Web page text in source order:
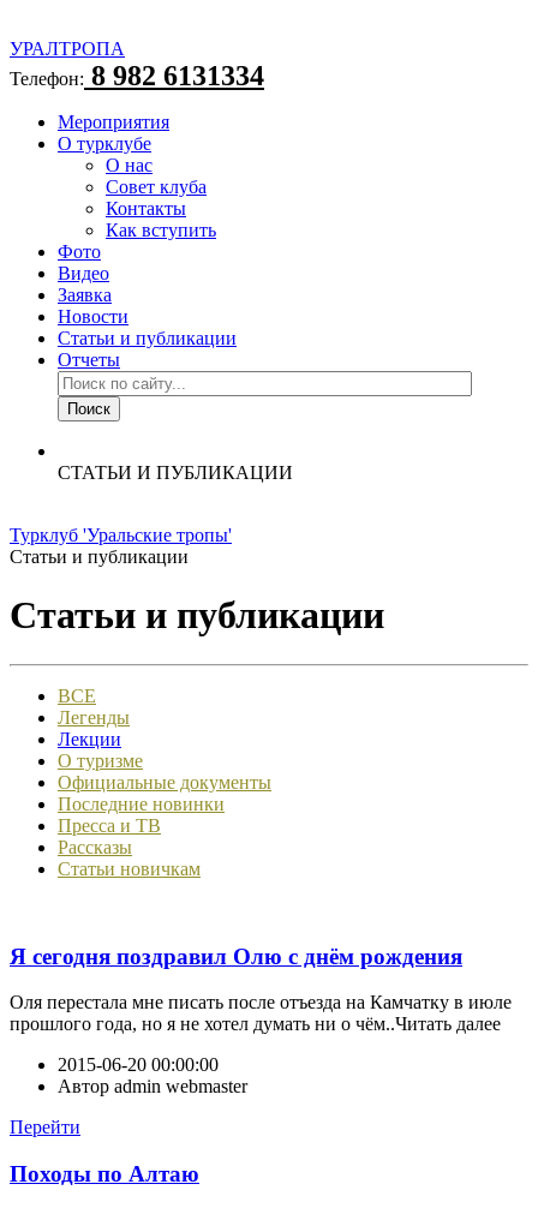
УРАЛТРОПА
Телефон: 8 982 6131334
Мероприятия
О турклубе
О нас
Совет клуба
Контакты
Как вступить
Фото
Видео
Заявка
Новости
Статьи и публикации
Отчеты
СТАТЬИ И ПУБЛИКАЦИИ
Турклуб 'Уральские тропы'
Статьи и публикации
Статьи и публикации
ВСЕ
Легенды
Лекции
О туризме
Официальные документы
Последние новинки
Пресса и ТВ
Рассказы
Статьи новичкам
Я сегодня поздравил Олю с днём рождения
Оля перестала мне писать после отъезда на Камчатку в июле
прошлого года, но я не хотел думать ни о чём..Читать далее
2015-06-20 00:00:00
Автор admin webmaster
Перейти
Походы по Алтаю